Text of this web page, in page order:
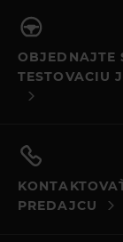
OBJEDNAJTE
TESTOVACIU
PREDAJCU